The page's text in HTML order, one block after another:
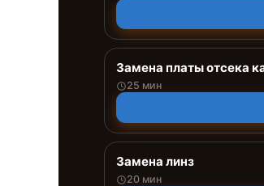
Замена платы отсека
25 мин
Замена линз
20 мин